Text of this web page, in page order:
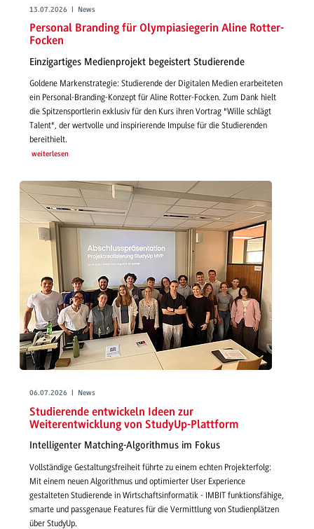
13.07.2026 | News
Personal Branding für Olympiasiegerin Aline Rotter-
Focken
Einzigartiges Medienprojekt begeistert Studierende
Goldene Markenstrategie: Studierende der Digitalen Medien erarbeiteten
ein Personal-Branding-Konzept für Aline Rotter-Focken. Zum Dank hielt
die Spitzensportlerin exklusiv für den Kurs ihren Vortrag "Wille schlägt
Talent", der wertvolle und inspirierende Impulse für die Studierenden
bereithielt.
weiterlesen
06.07.2026 | News
Studierende entwickeln Ideen zur
Weiterentwicklung von StudyUp-Plattform
Intelligenter Matching-Algorithmus im Fokus
Vollständige Gestaltungsfreiheit führte zu einem echten Projekterfolg:
Mit einem neuen Algorithmus und optimierter User Experience
gestalteten Studierende in Wirtschaftsinformatik - IMBIT funktionsfähige,
smarte und passgenaue Features für die Vermittlung von Studienplätzen
über StudyUp.